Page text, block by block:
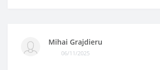
Mihai Grajdieru
06/11/2025